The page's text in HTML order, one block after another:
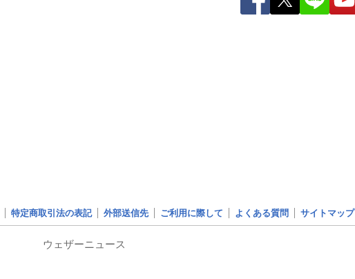
特定商取引法の表記 外部送信先 ご利用に際して よくある質問 サイトマップ
ウェザーニュース